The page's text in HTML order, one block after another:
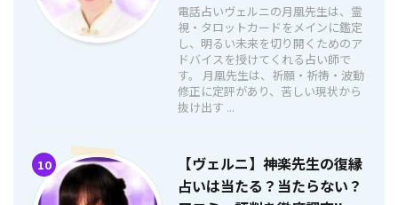
電話占いヴェルニの月凰先生は、霊
視・タロットカードをメインに鑑定
し、明るい未来を切り開くためのア
ドバイスを授けてくれる占い師で
す。 月凰先生は、祈願・祈祷・波動
修正に定評があり、苦しい現状から
抜け出す ...
10
【ヴェルニ】神楽先生の復縁
占いは当たる？当たらない？